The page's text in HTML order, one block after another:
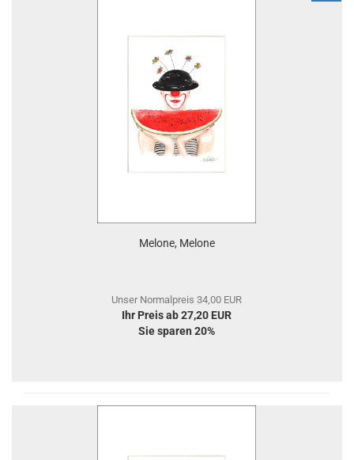
Melone, Melone
Unser Normalpreis 34,00 EUR
Ihr Preis ab 27,20 EUR
Sie sparen 20%